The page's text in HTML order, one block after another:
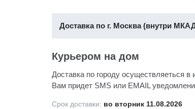
Доставка по г. Москва (внутри
Курьером на дом
Доставка по городу осуществляеться
Вам придет SMS или EMAIL
Срок доставки: во вторник 11.08.2026